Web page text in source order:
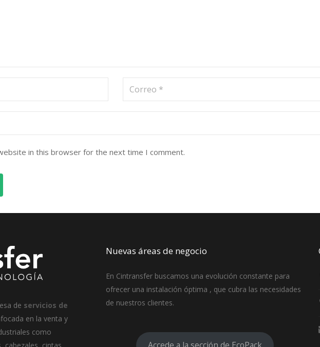
in this browser for the next time I comment.
de servicios de
en la venta y
como
Nuevas áreas de negocio
En Cintransfer buscamos una evolución constante para
ofrecer una instalación óptima , que cubra las necesidades
de nuestros clientes.